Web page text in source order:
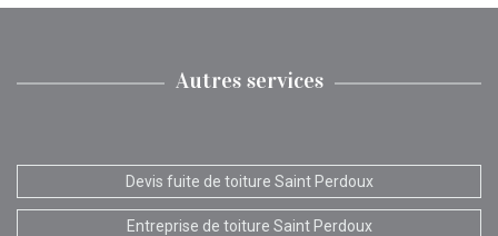
Autres services
Devis fuite de toiture Saint Perdoux
Entreprise de toiture Saint Perdoux